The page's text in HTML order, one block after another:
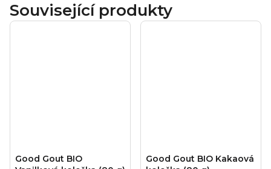
Související produkty
Good Gout BIO
Good Gout BIO Kakaová